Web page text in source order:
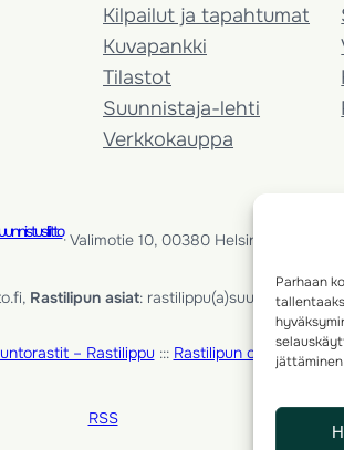
Parhaan
Kilpailut ja tapahtumat
Kuvapankki
Tilastot
Suunnistaja-lehti
Verkkokauppa
· Valimotie 10, 00380 Helsinki, Finland
Rastilipun asiat:
– Rastilippu::: Rastilipun ohjeet
RSS